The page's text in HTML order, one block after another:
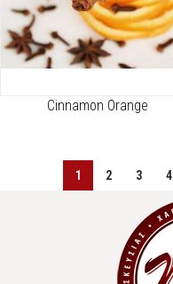
Cinnamon Orange
1 2 3 4